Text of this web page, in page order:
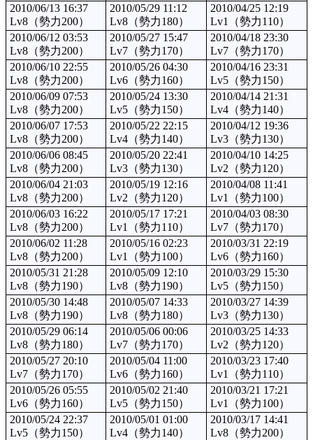
2010/06/13 16:37
Lv8（勢力200）
2010/05/29 11:12
Lv8（勢力180）
2010/04/25 12:19
Lv1（勢力110）
2010/06/12 03:53
Lv8（勢力200）
2010/05/27 15:47
Lv7（勢力170）
2010/04/18 23:30
Lv7（勢力170）
2010/06/10 22:55
Lv8（勢力200）
2010/05/26 04:30
Lv6（勢力160）
2010/04/16 23:31
Lv5（勢力150）
2010/06/09 07:53
Lv8（勢力200）
2010/05/24 13:30
Lv5（勢力150）
2010/04/14 21:31
Lv4（勢力140）
2010/06/07 17:53
Lv8（勢力200）
2010/05/22 22:15
Lv4（勢力140）
2010/04/12 19:36
Lv3（勢力130）
2010/06/06 08:45
Lv8（勢力200）
2010/05/20 22:41
Lv3（勢力130）
2010/04/10 14:25
Lv2（勢力120）
2010/06/04 21:03
Lv8（勢力200）
2010/05/19 12:16
Lv2（勢力120）
2010/04/08 11:41
Lv1（勢力100）
2010/06/03 16:22
Lv8（勢力200）
2010/05/17 17:21
Lv1（勢力110）
2010/04/03 08:30
Lv7（勢力170）
2010/06/02 11:28
Lv8（勢力200）
2010/05/16 02:23
Lv1（勢力100）
2010/03/31 22:19
Lv6（勢力160）
2010/05/31 21:28
Lv8（勢力190）
2010/05/09 12:10
Lv8（勢力190）
2010/03/29 15:30
Lv5（勢力150）
2010/05/30 14:48
Lv8（勢力190）
2010/05/07 14:33
Lv8（勢力180）
2010/03/27 14:39
Lv3（勢力130）
2010/05/29 06:14
Lv8（勢力180）
2010/05/06 00:06
Lv7（勢力170）
2010/03/25 14:33
Lv2（勢力120）
2010/05/27 20:10
Lv7（勢力170）
2010/05/04 11:00
Lv6（勢力160）
2010/03/23 17:40
Lv1（勢力110）
2010/05/26 05:55
Lv6（勢力160）
2010/05/02 21:40
Lv5（勢力150）
2010/03/21 17:21
Lv1（勢力100）
2010/05/24 22:37
Lv5（勢力150）
2010/05/01 01:00
Lv4（勢力140）
2010/03/17 14:41
Lv8（勢力200）